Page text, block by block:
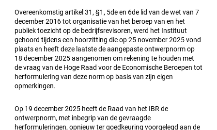
Overeenkomstig artikel 31, §1, 5de en 6de lid van de wet van 7
december 2016 tot organisatie van het beroep van en het
publiek toezicht op de bedrijfsrevisoren, werd het Instituut
gehoord tijdens een hoorzitting die op 25 november 2025 vond
plaats en heeft deze laatste de aangepaste ontwerpnorm op
18 december 2025 aangenomen om rekening te houden met
de vraag van de Hoge Raad voor de Economische Beroepen tot
herformulering van deze norm op basis van zijn eigen
opmerkingen.
Op 19 december 2025 heeft de Raad van het IBR de
ontwerpnorm, met inbegrip van de gevraagde
herformuleringen, opnieuw ter goedkeuring voorgelegd aan de